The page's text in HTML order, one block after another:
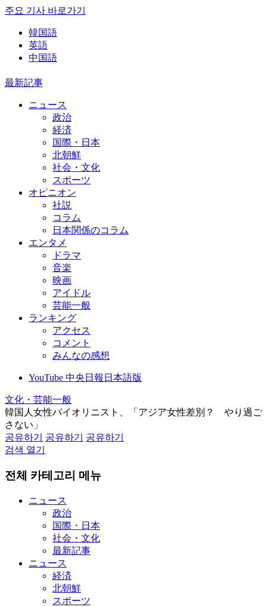
주요 기사 바로가기
韓国語
英語
中国語
最新記事
ニュース
政治
経済
国際・日本
北朝鮮
社会・文化
スポーツ
オピニオン
社説
コラム
日本関係のコラム
エンタメ
ドラマ
音楽
映画
アイドル
芸能一般
ランキング
アクセス
コメント
みんなの感想
YouTube 中央日報日本語版
文化・芸能一般
韓国人女性バイオリニスト、「アジア女性差別？ やり過ご
さない」
공유하기
공유하기
공유하기
검색 열기
전체 카테고리 메뉴
ニュース
政治
国際・日本
社会・文化
最新記事
ニュース
経済
北朝鮮
スポーツ